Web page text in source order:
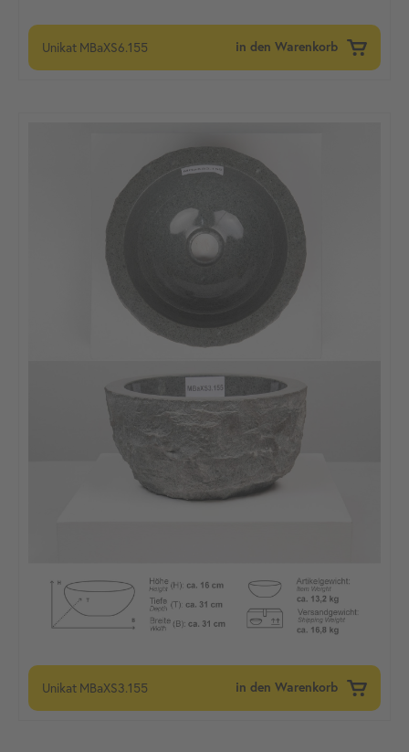
Unikat MBaXS6.155 in den Warenkorb
Unikat MBaXS3.155 in den Warenkorb